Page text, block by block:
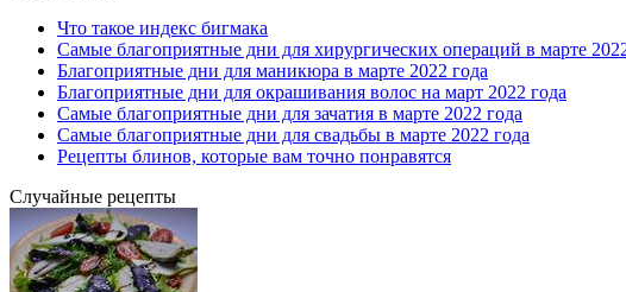
Что такое индекс бигмака
Самые благоприятные дни для хирургических операций в марте
Благоприятные дни для маникюра в марте 2022 года
Благоприятные дни для окрашивания волос на март 2022 года
Самые благоприятные дни для зачатия в марте 2022 года
Самые благоприятные дни для свадьбы в марте 2022 года
Рецепты блинов, которые вам точно понравятся
Случайные рецепты